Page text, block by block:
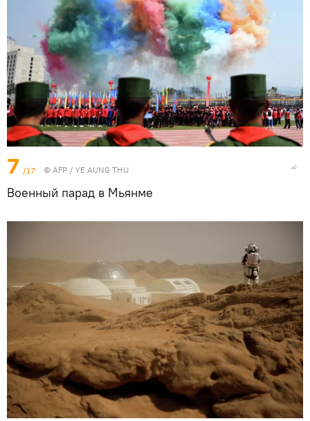
7 /17 © AFP / YE AUNG THU
Военный парад в Мьянме